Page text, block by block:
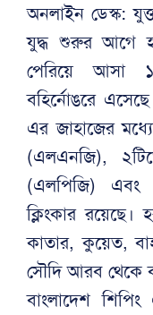
অনলাইন ডেস্ক:
যুদ্ধ শুরুর আগে
পেরিয়ে আসা
বহির্নোঙরে
এর জাহাজের
(এলএনজি),
(এলপিজি) এবং
ক্লিংকার রয়েছে।
কাতার, কুয়েত,
সৌদি আরব থেকে
বাংলাদেশ